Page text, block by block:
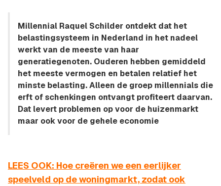
Millennial Raquel Schilder ontdekt dat het
belastingsysteem in Nederland in het nadeel
werkt van de meeste van haar
generatiegenoten. Ouderen hebben gemiddeld
het meeste vermogen en betalen relatief het
minste belasting. Alleen de groep millennials die
erft of schenkingen ontvangt profiteert daarvan.
Dat levert problemen op voor de huizenmarkt
maar ook voor de gehele economie
LEES OOK: Hoe creëren we een eerlijker
speelveld op de woningmarkt, zodat ook